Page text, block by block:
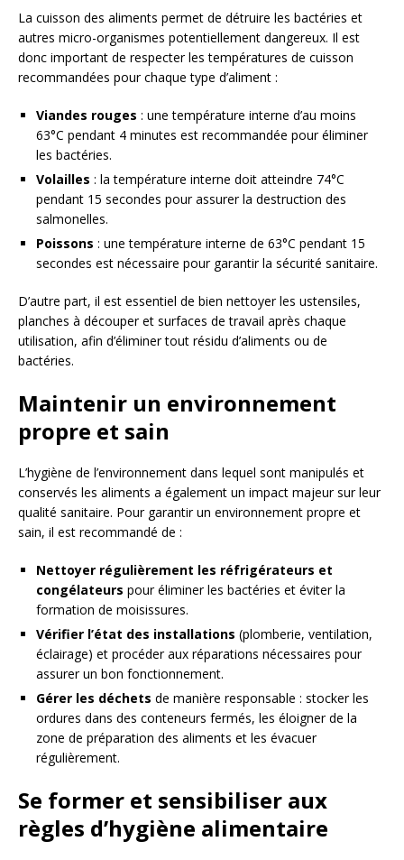
La cuisson des aliments permet de détruire les bactéries et
autres micro-organismes potentiellement dangereux. Il est
donc important de respecter les températures de cuisson
recommandées pour chaque type d’aliment :
Viandes rouges : une température interne d’au moins
63°C pendant 4 minutes est recommandée pour éliminer
les bactéries.
Volailles : la température interne doit atteindre 74°C
pendant 15 secondes pour assurer la destruction des
salmonelles.
Poissons : une température interne de 63°C pendant 15
secondes est nécessaire pour garantir la sécurité sanitaire.
D’autre part, il est essentiel de bien nettoyer les ustensiles,
planches à découper et surfaces de travail après chaque
utilisation, afin d’éliminer tout résidu d’aliments ou de
bactéries.
Maintenir un environnement
propre et sain
L’hygiène de l’environnement dans lequel sont manipulés et
conservés les aliments a également un impact majeur sur leur
qualité sanitaire. Pour garantir un environnement propre et
sain, il est recommandé de :
Nettoyer régulièrement les réfrigérateurs et
congélateurs pour éliminer les bactéries et éviter la
formation de moisissures.
Vérifier l’état des installations (plomberie, ventilation,
éclairage) et procéder aux réparations nécessaires pour
assurer un bon fonctionnement.
Gérer les déchets de manière responsable : stocker les
ordures dans des conteneurs fermés, les éloigner de la
zone de préparation des aliments et les évacuer
régulièrement.
Se former et sensibiliser aux
règles d’hygiène alimentaire